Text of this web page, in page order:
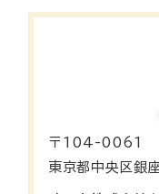
〒104-0061
東京都中央区